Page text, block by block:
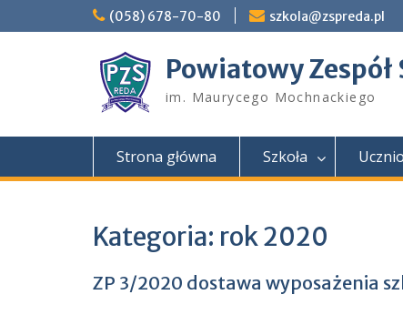
to
(058) 678-70-80 szkola@zspreda.pl
Powiatowy Zespół
im. Maurycego Mochnackiego
Strona główna Szkoła
Kategoria: rok 2020
ZP 3/2020 dostawa wyposażenia